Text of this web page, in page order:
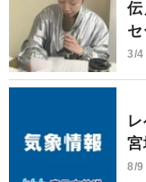
3/4
8/9